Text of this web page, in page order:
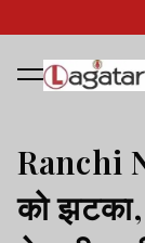
Ranchi
को झटका,